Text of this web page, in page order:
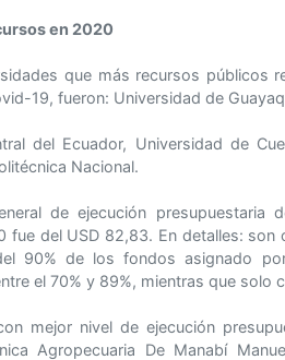
en 2020
que más recursos públicos
19, fueron: Universidad de
del Ecuador, Universidad de
Nacional.
de ejecución presupuestaria
fue del USD 82,83. En detalles:
90% de los fondos asignado
el 70% y 89%, mientras que solo
mejor nivel de ejecución
Agropecuaria De Manabí